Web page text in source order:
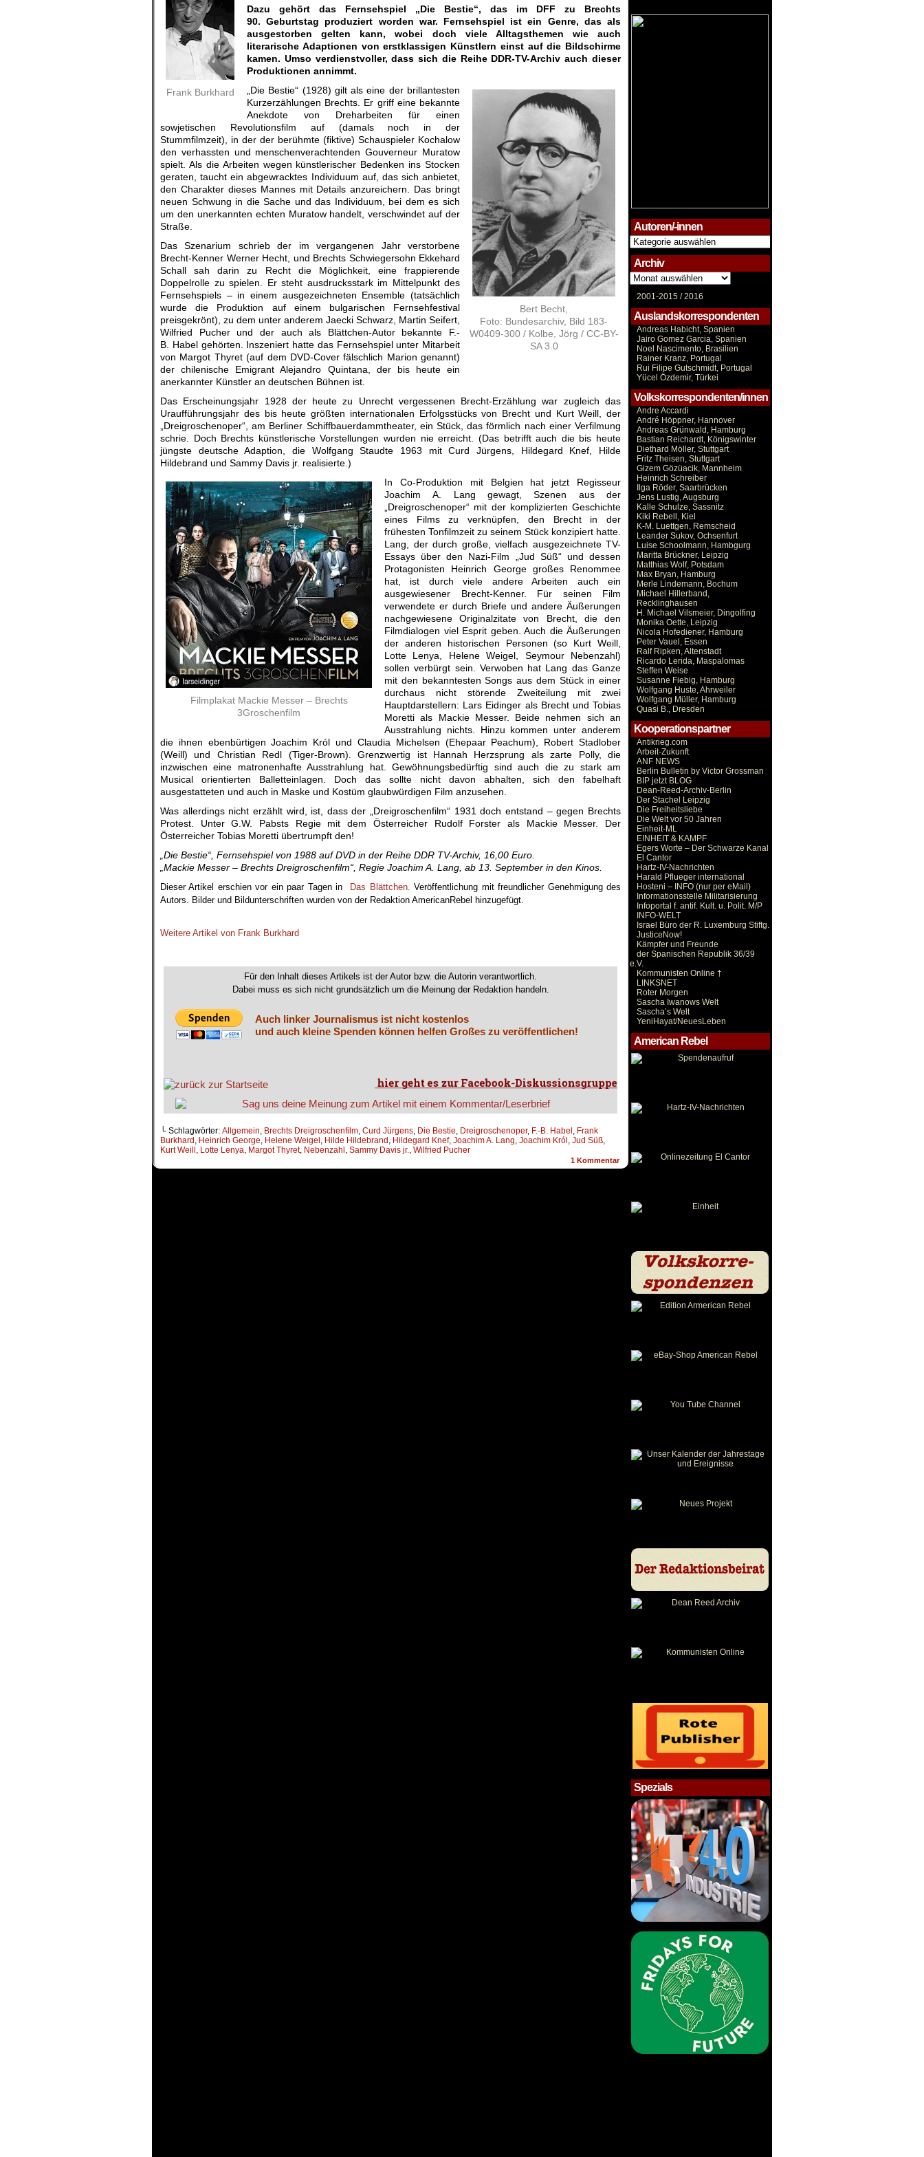
Frank Burkhard
Dazu gehört das Fernsehspiel „Die Bestie“, das im DFF zu Brechts
90. Geburtstag produziert worden war. Fernsehspiel ist ein Genre, das als
ausgestorben gelten kann, wobei doch viele Alltagsthemen wie auch
literarische Adaptionen von erstklassigen Künstlern einst auf die Bildschirme
kamen. Umso verdienstvoller, dass sich die Reihe DDR-TV-Archiv auch dieser
Produktionen annimmt.
Bert Becht,
Foto: Bundesarchiv, Bild 183-
W0409-300 / Kolbe, Jörg / CC-BY-
SA 3.0
„Die Bestie“ (1928) gilt als eine der brillantesten
Kurzerzählungen Brechts. Er griff eine bekannte
Anekdote von Dreharbeiten für einen
sowjetischen Revolutionsfilm auf (damals noch in der
Stummfilmzeit), in der der berühmte (fiktive) Schauspieler Kochalow
den verhassten und menschenverachtenden Gouverneur Muratow
spielt. Als die Arbeiten wegen künstlerischer Bedenken ins Stocken
geraten, taucht ein abgewracktes Individuum auf, das sich anbietet,
den Charakter dieses Mannes mit Details anzureichern. Das bringt
neuen Schwung in die Sache und das Individuum, bei dem es sich
um den unerkannten echten Muratow handelt, verschwindet auf der
Straße.
Das Szenarium schrieb der im vergangenen Jahr verstorbene
Brecht-Kenner Werner Hecht, und Brechts Schwiegersohn Ekkehard
Schall sah darin zu Recht die Möglichkeit, eine frappierende
Doppelrolle zu spielen. Er steht ausdrucksstark im Mittelpunkt des
Fernsehspiels – in einem ausgezeichneten Ensemble (tatsächlich
wurde die Produktion auf einem bulgarischen Fernsehfestival
preisgekrönt), zu dem unter anderem Jaecki Schwarz, Martin Seifert,
Wilfried Pucher und der auch als Blättchen-Autor bekannte F.-
B. Habel gehörten. Inszeniert hatte das Fernsehspiel unter Mitarbeit
von Margot Thyret (auf dem DVD-Cover fälschlich Marion genannt)
der chilenische Emigrant Alejandro Quintana, der bis heute ein
anerkannter Künstler an deutschen Bühnen ist.
Das Erscheinungsjahr 1928 der heute zu Unrecht vergessenen Brecht-Erzählung war zugleich das
Uraufführungsjahr des bis heute größten internationalen Erfolgsstücks von Brecht und Kurt Weill, der
„Dreigroschenoper“, am Berliner Schiffbauerdammtheater, ein Stück, das förmlich nach einer Verfilmung
schrie. Doch Brechts künstlerische Vorstellungen wurden nie erreicht. (Das betrifft auch die bis heute
jüngste deutsche Adaption, die Wolfgang Staudte 1963 mit Curd Jürgens, Hildegard Knef, Hilde
Hildebrand und Sammy Davis jr. realisierte.)
Filmplakat Mackie Messer – Brechts
3Groschenfilm
In Co-Produktion mit Belgien hat jetzt Regisseur
Joachim A. Lang gewagt, Szenen aus der
„Dreigroschenoper“ mit der komplizierten Geschichte
eines Films zu verknüpfen, den Brecht in der
frühesten Tonfilmzeit zu seinem Stück konzipiert hatte.
Lang, der durch große, vielfach ausgezeichnete TV-
Essays über den Nazi-Film „Jud Süß“ und dessen
Protagonisten Heinrich George großes Renommee
hat, ist durch viele andere Arbeiten auch ein
ausgewiesener Brecht-Kenner. Für seinen Film
verwendete er durch Briefe und andere Äußerungen
nachgewiesene Originalzitate von Brecht, die den
Filmdialogen viel Esprit geben. Auch die Äußerungen
der anderen historischen Personen (so Kurt Weill,
Lotte Lenya, Helene Weigel, Seymour Nebenzahl)
sollen verbürgt sein. Verwoben hat Lang das Ganze
mit den bekanntesten Songs aus dem Stück in einer
durchaus nicht störende Zweiteilung mit zwei
Hauptdarstellern: Lars Eidinger als Brecht und Tobias
Moretti als Mackie Messer. Beide nehmen sich an
Ausstrahlung nichts. Hinzu kommen unter anderem
die ihnen ebenbürtigen Joachim Król und Claudia Michelsen (Ehepaar Peachum), Robert Stadlober
(Weill) und Christian Redl (Tiger-Brown). Grenzwertig ist Hannah Herzsprung als zarte Polly, die
inzwischen eine matronenhafte Ausstrahlung hat. Gewöhnungsbedürftig sind auch die zu stark am
Musical orientierten Balletteinlagen. Doch das sollte nicht davon abhalten, sich den fabelhaft
ausgestatteten und auch in Maske und Kostüm glaubwürdigen Film anzusehen.
Was allerdings nicht erzählt wird, ist, dass der „Dreigroschenfilm“ 1931 doch entstand – gegen Brechts
Protest. Unter G.W. Pabsts Regie mit dem Österreicher Rudolf Forster als Mackie Messer. Der
Österreicher Tobias Moretti übertrumpft den!
„Die Bestie“, Fernsehspiel von 1988 auf DVD in der Reihe DDR TV-Archiv, 16,00 Euro.
„Mackie Messer – Brechts Dreigroschenfilm“, Regie Joachim A. Lang, ab 13. September in den Kinos.
Dieser Artikel erschien vor ein paar Tagen in Das Blättchen. Veröffentlichung mit freundlicher Genehmigung des
Autors. Bilder und Bildunterschriften wurden von der Redaktion AmericanRebel hinzugefügt.
Weitere Artikel von Frank Burkhard
Für den Inhalt dieses Artikels ist der Autor bzw. die Autorin verantwortlich.
Dabei muss es sich nicht grundsätzlich um die Meinung der Redaktion handeln.
Auch linker Journalismus ist nicht kostenlos
und auch kleine Spenden können helfen Großes zu veröffentlichen!
└ Schlagwörter: Allgemein, Brechts Dreigroschenfilm, Curd Jürgens, Die Bestie, Dreigroschenoper, F.-B. Habel , Frank
Burkhard , Heinrich George, Helene Weigel , Hilde Hildebrand , Hildegard Knef, Joachim A. Lang, Joachim Król , Jud Süß,
Kurt Weill , Lotte Lenya, Margot Thyret, Nebenzahl , Sammy Davis jr., Wilfried Pucher
1 Kommentar
Autoren/-innen
Autoren/-
innen
Archiv
Archiv
2001-2015 /2016
Auslandskorrespondenten
Andreas Habicht, Spanien
Jairo Gomez Garcia, Spanien
Noel Nascimento, Brasilien
Rainer Kranz, Portugal
Rui Filipe Gutschmidt, Portugal
Yücel Özdemir, Türkei
Volkskorrespondenten/innen
Andre Accardi
André Höppner, Hannover
Andreas Grünwald, Hamburg
Bastian Reichardt, Königswinter
Diethard Möller, Stuttgart
Fritz Theisen, Stuttgart
Gizem Gözüacik, Mannheim
Heinrich Schreiber
Ilga Röder, Saarbrücken
Jens Lustig, Augsburg
Kalle Schulze, Sassnitz
Kiki Rebell, Kiel
K-M. Luettgen, Remscheid
Leander Sukov, Ochsenfurt
Luise Schoolmann, Hambgurg
Maritta Brückner, Leipzig
Matthias Wolf, Potsdam
Max Bryan, Hamburg
Merle Lindemann, Bochum
Michael Hillerband,
Recklinghausen
H. Michael Vilsmeier, Dingolfing
Monika Oette, Leipzig
Nicola Hofediener, Hamburg
Peter Vauel, Essen
Ralf Ripken, Altenstadt
Ricardo Lerida, Maspalomas
Steffen Weise
Susanne Fiebig, Hamburg
Wolfgang Huste, Ahrweiler
Wolfgang Müller, Hamburg
Quasi B., Dresden
Kooperationspartner
Antikrieg.com
Arbeit-Zukunft
ANF NEWS
Berlin Bulletin by Victor Grossman
BIP jetzt BLOG
Dean-Reed-Archiv-Berlin
Der Stachel Leipzig
Die Freiheitsliebe
Die Welt vor 50 Jahren
Einheit-ML
EINHEIT & KAMPF
Egers Worte – Der Schwarze Kanal
El Cantor
Hartz-IV-Nachrichten
Harald Pflueger international
Hosteni – INFO (nur per eMail)
Informationsstelle Militarisierung
Infoportal f. antif. Kult. u. Polit. M/P
INFO-WELT
Israel Büro der R. Luxemburg Stiftg.
JusticeNow!
Kämpfer und Freunde
der Spanischen Republik 36/39
e.V.
Kommunisten Online †
LINKSNET
Roter Morgen
Sascha Iwanows Welt
Sascha’s Welt
YeniHayat/NeuesLeben
American Rebel
Spezials